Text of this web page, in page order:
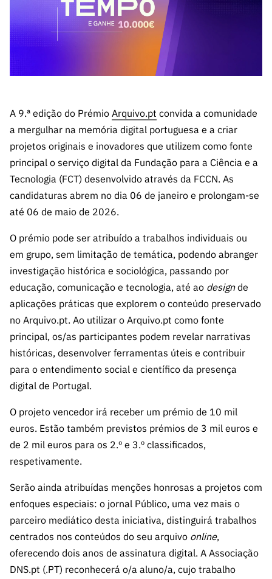
Apoios
e Informação
científicos – Protocolo
INE/DGEEC/FCT
Balcão da Ciência
Newsletter
Publicações
de
Concursos
FCT
90 Segundos
de Ciência
Subscrever
Concursos
Comunicado
s
Transparência
Estudos e Planeamento
Documentos de Gestão
Apoios Comunitários
Contactos
Certificaç
ão e
Benefícios
Recrutam
ento,
Aquisição
Serviços e
Consultas
públicas
Manifesta
ções de
Interesse
FCCN,
digitais da
Canais de
Denúncia
s
“Ciência +
Digital” e
“Ciência +
Capacitaç
ão”
A 9.ª edição do Prémio Arquivo.pt convida a comunidade
a mergulhar na memória digital portuguesa e a criar
projetos originais e inovadores que utilizem como fonte
principal o serviço digital da Fundação para a Ciência e a
Tecnologia (FCT) desenvolvido através da FCCN. As
candidaturas abrem no dia 06 de janeiro e prolongam-se
até 06 de maio de 2026.
O prémio pode ser atribuído a trabalhos individuais ou
em grupo, sem limitação de temática, podendo abranger
investigação histórica e sociológica, passando por
educação, comunicação e tecnologia, até ao designde
aplicações práticas que explorem o conteúdo preservado
no Arquivo.pt. Ao utilizar o Arquivo.pt como fonte
principal, os/as participantes podem revelar narrativas
históricas, desenvolver ferramentas úteis e contribuir
para o entendimento social e científico da presença
digital de Portugal.
O projeto vencedor irá receber um prémio de 10 mil
euros. Estão também previstos prémios de 3 mil euros e
de 2 mil euros para os 2.º e 3.º classificados,
respetivamente.
Serão ainda atribuídas menções honrosas a projetos com
enfoques especiais: o jornal Público, uma vez mais o
parceiro mediático desta iniciativa, distinguirá trabalhos
centrados nos conteúdos do seu arquivo online,
oferecendo dois anos de assinatura digital. A Associação
DNS.pt (.PT) reconhecerá o/a aluno/a, cujo trabalho